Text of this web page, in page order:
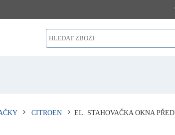
CITROEN EL. STAHOVAČKA OKNA